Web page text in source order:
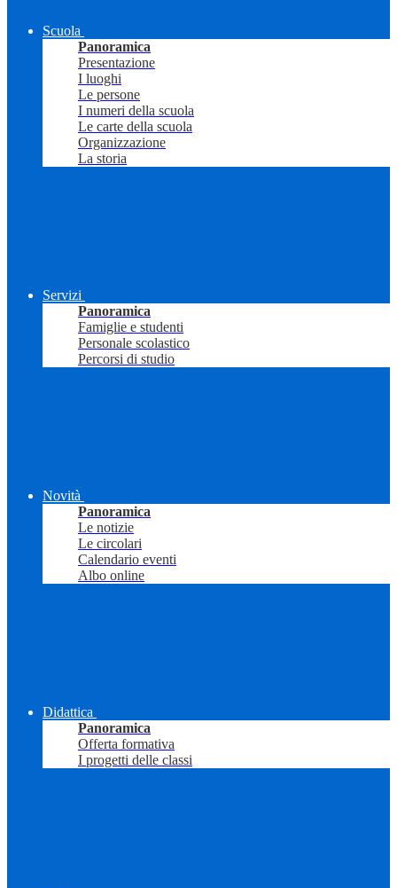
Scuola
Panoramica
Presentazione
I luoghi
Le persone
I numeri della scuola
Le carte della scuola
Organizzazione
La storia
Servizi
Panoramica
Famiglie e studenti
Personale scolastico
Percorsi di studio
Novità
Panoramica
Le notizie
Le circolari
Calendario eventi
Albo online
Didattica
Panoramica
Offerta formativa
I progetti delle classi